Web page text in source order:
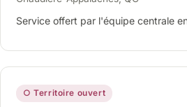
Service offert par l'équipe centrale
○ Territoire ouvert